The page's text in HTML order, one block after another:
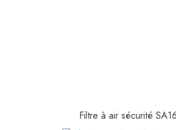
Filtre à air sécurité